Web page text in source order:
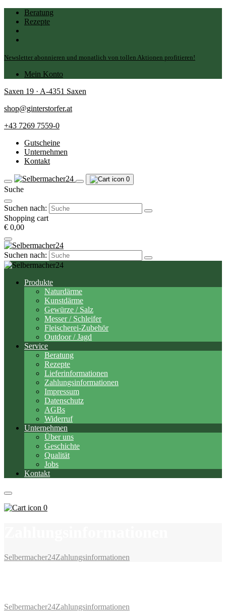
Beratung
Rezepte
Newsletter abonnieren und monatlich von tollen Aktionen profitieren!
Mein Konto
Saxen 19 · A-4351 Saxen
shop@ginterstorfer.at
+43 7269 7559-0
Gutscheine
Unternehmen
Kontakt
0
Suche
Suchen nach:
Shopping cart
€ 0,00
Suchen nach:
Produkte
Naturdärme
Kunstdärme
Gewürze / Salz
Messer / Schleifer
Fleischerei-Zubehör
Outdoor / Jagd
Service
Beratung
Rezepte
Lieferinformationen
Zahlungsinformationen
Impressum
Datenschutz
AGBs
Widerruf
Unternehmen
Über uns
Geschichte
Qualität
Jobs
Kontakt
0
Selbermacher24Zahlungsinformationen
Selbermacher24Zahlungsinformationen